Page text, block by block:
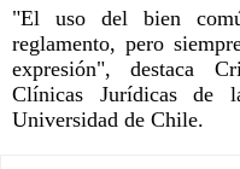
"El uso del bien
reglamento, pero
expresión", destaca
Clínicas Jurídicas de
Universidad de Chile.